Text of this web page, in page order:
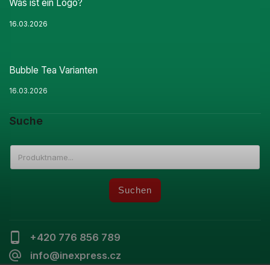
+420 776 856 789
info@inexpress.cz
Was ist ein Logo?
16.03.2026
Bubble Tea Varianten
16.03.2026
Suche
Suchen